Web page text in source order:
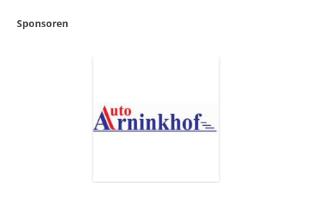
Sponsoren